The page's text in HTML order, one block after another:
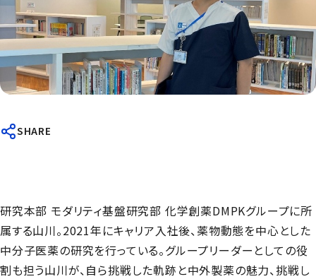
SHARE
研究本部 モダリティ基盤研究部 化学創薬DMPKグループに所
属する山川。2021年にキャリア入社後、薬物動態を中心とした
中分子医薬の研究を行っている。グループリーダーとしての役
割も担う山川が、自ら挑戦した軌跡と中外製薬の魅力、挑戦し